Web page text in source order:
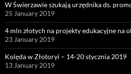
W Świerzawie szukają urzędnika ds.
25 January 2019
4 mln złotych na projekty edukacyjne na
23 January 2019
Kolęda w Złotoryi – 14-20 stycznia 2019
13 January 2019